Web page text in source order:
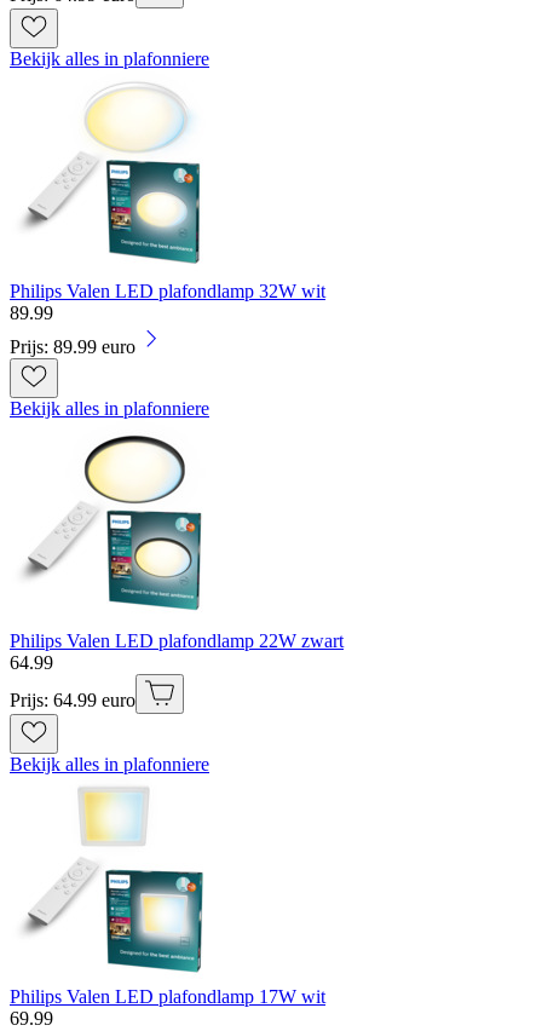
Bekijk alles in plafonniere
Philips Valen LED plafondlamp 32W wit
89.99
Prijs: 89.99 euro
Bekijk alles in plafonniere
Philips Valen LED plafondlamp 22W zwart
64.99
Prijs: 64.99 euro
Bekijk alles in plafonniere
Philips Valen LED plafondlamp 17W wit
69.99